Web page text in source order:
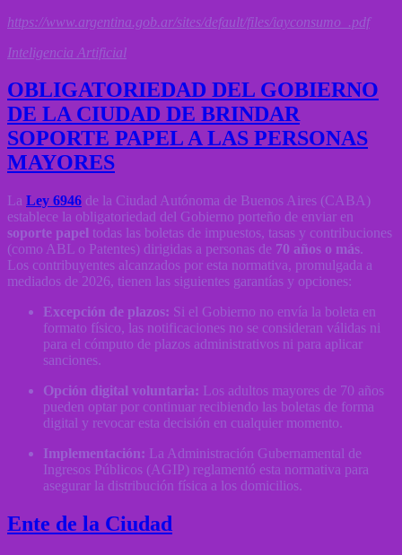
https://www.argentina.gob.ar/sites/default/files/iayconsumo_.pdf
Inteligencia Artificial
OBLIGATORIEDAD DEL GOBIERNO
DE LA CIUDAD DE BRINDAR
SOPORTE PAPEL A LAS PERSONAS
MAYORES
La Ley 6946 de la Ciudad Autónoma de Buenos Aires (CABA)
establece la obligatoriedad del Gobierno porteño de enviar en
soporte papel todas las boletas de impuestos, tasas y contribuciones
(como ABL o Patentes) dirigidas a personas de 70 años o más.
Los contribuyentes alcanzados por esta normativa, promulgada a
mediados de 2026, tienen las siguientes garantías y opciones:
Excepción de plazos: Si el Gobierno no envía la boleta en
formato físico, las notificaciones no se consideran válidas ni
para el cómputo de plazos administrativos ni para aplicar
sanciones.
Opción digital voluntaria: Los adultos mayores de 70 años
pueden optar por continuar recibiendo las boletas de forma
digital y revocar esta decisión en cualquier momento.
Implementación: La Administración Gubernamental de
Ingresos Públicos (AGIP) reglamentó esta normativa para
asegurar la distribución física a los domicilios.
Ente de la Ciudad